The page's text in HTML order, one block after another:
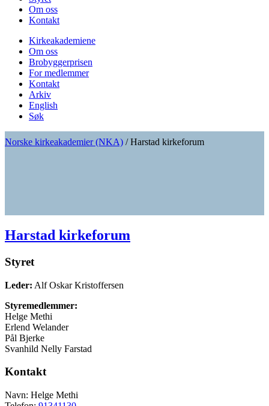
Om oss
Kontakt
Kirkeakademiene
Om oss
Brobyggerprisen
For medlemmer
Kontakt
Arkiv
English
Søk
Norske kirkeakademier (NKA) /Harstad kirkeforum
Harstad kirkeforum
Styret
Leder: Alf Oskar Kristoffersen
Styremedlemmer:
Helge Methi
Erlend Welander
Pål Bjerke
Svanhild Nelly Farstad
Kontakt
Navn: Helge Methi